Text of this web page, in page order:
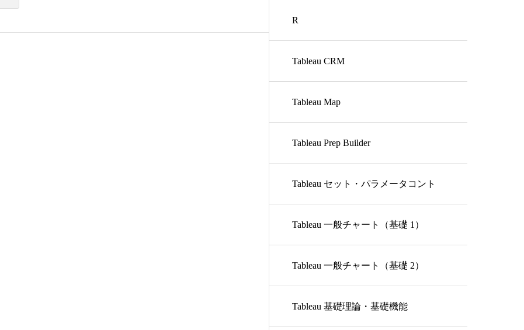
R
Tableau CRM
Tableau Map
Tableau Prep Builder
Tableau セット・パラメータコント
ロール
Tableau 一般チャート（基礎 1）
Tableau 一般チャート（基礎 2）
Tableau 基礎理論・基礎機能